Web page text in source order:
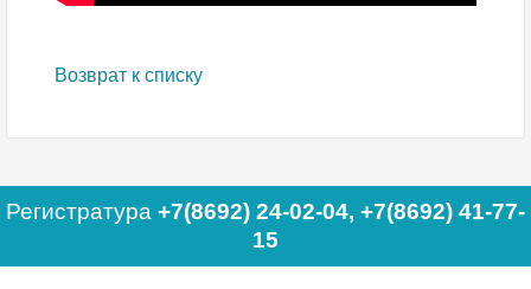
Возврат к списку
Регистратура +7(8692) 24-02-04, +7(8692) 41-77-
15